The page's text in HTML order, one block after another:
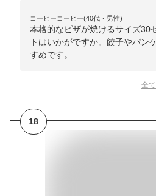
コーヒーコーヒー(40代・男性)
本格的なピザが焼けるサイズ30
トはいかがですか。餃子やパン
すめです。
全
18